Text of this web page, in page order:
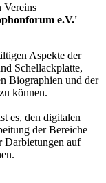
Vereins
e.V.'
Aspekte der
Schellackplatte,
Biographien und der
können.
es, den digitalen
der Bereiche
Darbietungen auf